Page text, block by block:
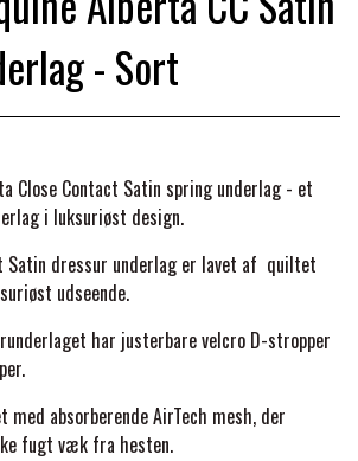
PRODUKTER
STRØMPER
& HALSTØRKLÆDER
VOKSNE
BØRN & JUNIOR
& TREATS
& VITAMINER
STALD & FOLD
& SMEDEVÆRKTØJ
& TILBEHØR
SKO & VÆRKTØJ
& TILBEHØR
TRAV KUSK
PONYTRAV
MONTÉ
LINERS & DÆKKEN
TILBEHØR
INSEKTBESKYTTELSE
MAGNET & INFRARØD
TERAPI
GRIMER & TRÆKTOV
& DAY & MARTIN
DELTACAST
EMIN
LIQUID TITANIUM®
- Sort
Close Contact Satin spring underlag - et
i luksuriøst design.
Satin dressur underlag er lavet af quiltet
udseende.
har justerbare velcro D-stropper
absorberende AirTech mesh, der
fugt væk fra hesten.